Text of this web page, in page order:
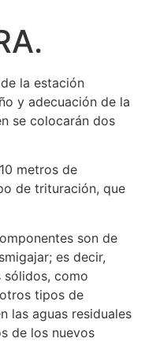
la estación
y adecuación de la
se colocarán dos
metros de
de trituración, que
son de
es decir,
como
tipos de
las aguas residuales
de los nuevos